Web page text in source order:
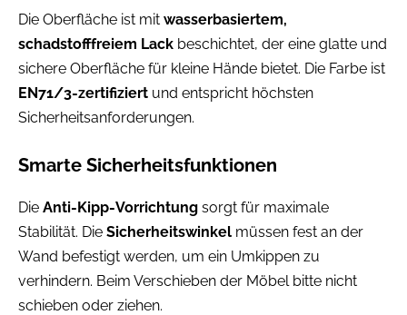
Die Oberfläche ist mit wasserbasiertem,
schadstofffreiem Lack beschichtet, der eine glatte und
sichere Oberfläche für kleine Hände bietet. Die Farbe ist
EN71/3-zertifiziert und entspricht höchsten
Sicherheitsanforderungen.
Smarte Sicherheitsfunktionen
Die Anti-Kipp-Vorrichtung sorgt für maximale
Stabilität. Die Sicherheitswinkel müssen fest an der
Wand befestigt werden, um ein Umkippen zu
verhindern. Beim Verschieben der Möbel bitte nicht
schieben oder ziehen.